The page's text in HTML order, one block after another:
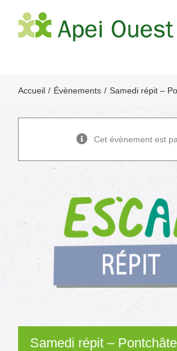
contenu
Accueil Évènements Samedi répit –
Cet évènement est
Samedi répit –